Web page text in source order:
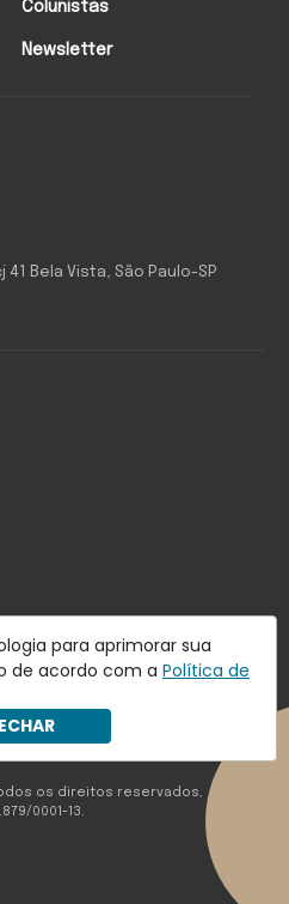
para aprimorar sua
de acordo com a Política de
41 Bela Vista, São Paulo-SP
Colunistas
Newsletter
os direitos reservados,
0001-13.